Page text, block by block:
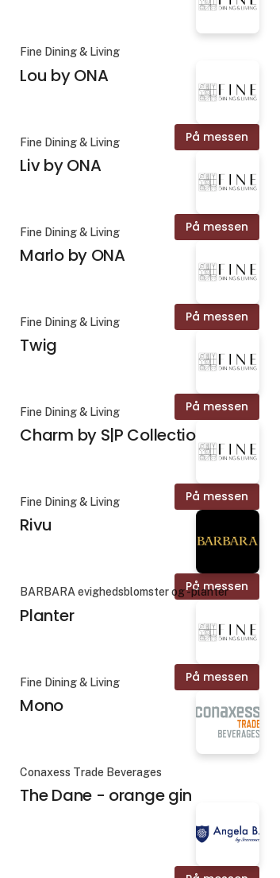
Fine Dining & Living
Lou by ONA
På messen
Fine Dining & Living
Liv by ONA
På messen
Fine Dining & Living
Marlo by ONA
På messen
Fine Dining & Living
Twig
På messen
Fine Dining & Living
Charm by S|P Collection
På messen
Fine Dining & Living
Rivu
På messen
BARBARA evighedsblomster og -planter
Planter
På messen
Fine Dining & Living
Mono
Conaxess Trade Beverages
The Dane - orange gin